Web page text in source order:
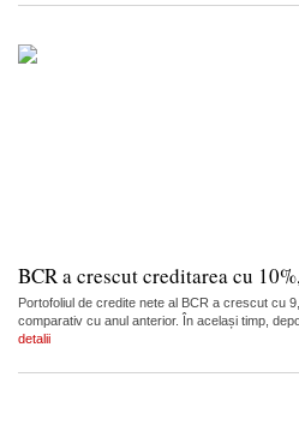
BCR a crescut creditarea cu
Portofoliul de credite nete al BCR a crescut cu
comparativ cu anul anterior. În același timp,
detalii